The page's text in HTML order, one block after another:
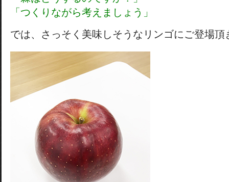
「つくりながら考えましょう」
では、さっそく美味しそうなリンゴにご登場頂